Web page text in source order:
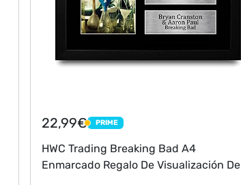
22,99€ PRIME
PRIME
HWC Trading Breaking Bad A4
Enmarcado Regalo De Visualización De